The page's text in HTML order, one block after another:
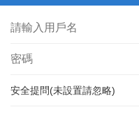
安全提問(未設置請忽略)